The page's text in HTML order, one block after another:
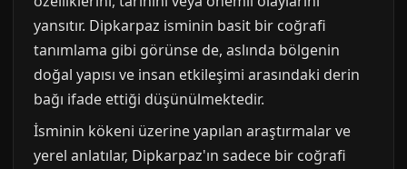
yansıtır. Dipkarpaz isminin basit bir coğrafi
tanımlama gibi görünse de, aslında bölgenin
doğal yapısı ve insan etkileşimi arasındaki derin
bağı ifade ettiği düşünülmektedir.
İsminin kökeni üzerine yapılan araştırmalar ve
yerel anlatılar, Dipkarpaz'ın sadece bir coğrafi